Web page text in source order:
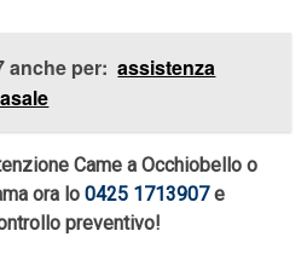
anche per: assistenza
Came a Occhiobello o
ora lo0425 1713907e
preventivo!